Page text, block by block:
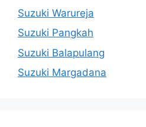
Suzuki Warureja
Suzuki Pangkah
Suzuki Balapulang
Suzuki Margadana